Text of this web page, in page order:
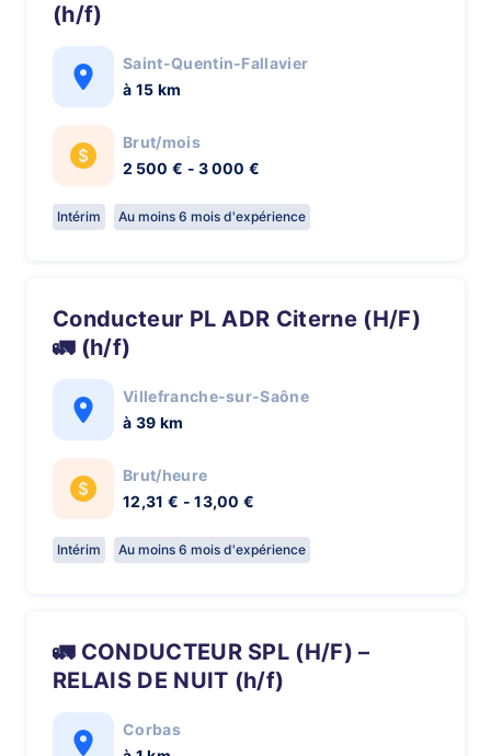
(h/f)
Saint-Quentin-Fallavier
à 15 km
Brut/mois
2 500 € - 3 000 €
Intérim Au moins 6 mois d'expérience
Conducteur PL ADR Citerne (H/F)
🚛 (h/f)
Villefranche-sur-Saône
à 39 km
Brut/heure
12,31 € - 13,00 €
Intérim Au moins 6 mois d'expérience
🚛 CONDUCTEUR SPL (H/F) –
RELAIS DE NUIT (h/f)
Corbas